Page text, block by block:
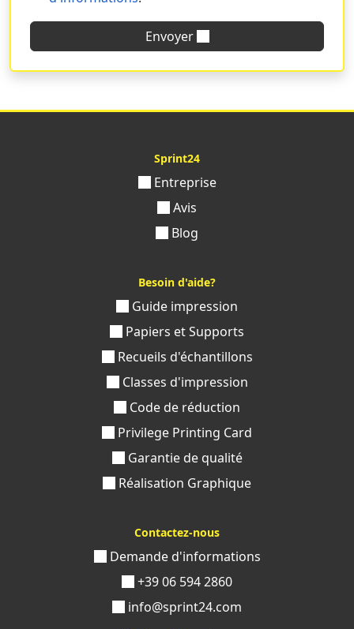
Envoyer
Sprint24
Entreprise
Avis
Blog
Besoin d'aide?
Guide impression
Papiers et Supports
Recueils d'échantillons
Classes d'impression
Code de réduction
Privilege Printing Card
Garantie de qualité
Réalisation Graphique
Contactez-nous
Demande d'informations
+39 06 594 2860
info@sprint24.com